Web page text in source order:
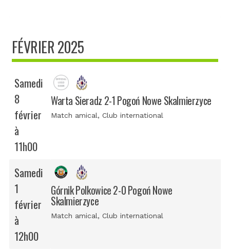
FÉVRIER 2025
Samedi
8
février
à
11h00
Warta Sieradz 2-1 Pogoń Nowe Skalmierzyce
Match amical, Club international
Samedi
1
février
à
12h00
Górnik Polkowice 2-0 Pogoń Nowe
Skalmierzyce
Match amical, Club international